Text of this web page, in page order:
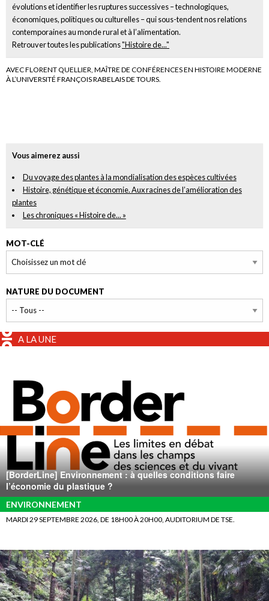
évolutions et identifier les ruptures successives – technologiques,
économiques, politiques ou culturelles – qui sous-tendent nos relations
contemporaines au monde rural et à l’alimentation.
Retrouver toutes les publications"Histoire de..."
AVEC FLORENT QUELLIER, MAÎTRE DE CONFÉRENCES EN HISTOIRE MODERNE
À L’UNIVERSITÉ FRANÇOIS RABELAIS DE TOURS.
Vous aimerez aussi
Du voyage des plantes à la mondialisation des espèces cultivées
Histoire, génétique et économie. Aux racines de l’amélioration des
plantes
Les chroniques « Histoire de... »
MOT-CLÉ
NATURE DU DOCUMENT
A LA UNE
[BorderLine] Environnement : à quelles conditions faire
l’économie du plastique ?
ENVIRONNEMENT
MARDI 29 SEPTEMBRE 2026, DE 18H00 À 20H00, AUDITORIUM DE TSE.